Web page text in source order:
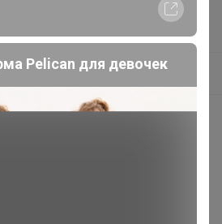
размер — соответствует.
Pelican для девочек